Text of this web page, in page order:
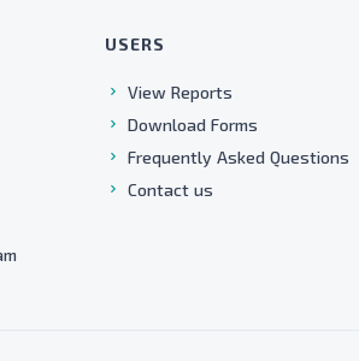
USERS
View Reports
Download Forms
Frequently Asked Questions
Contact us